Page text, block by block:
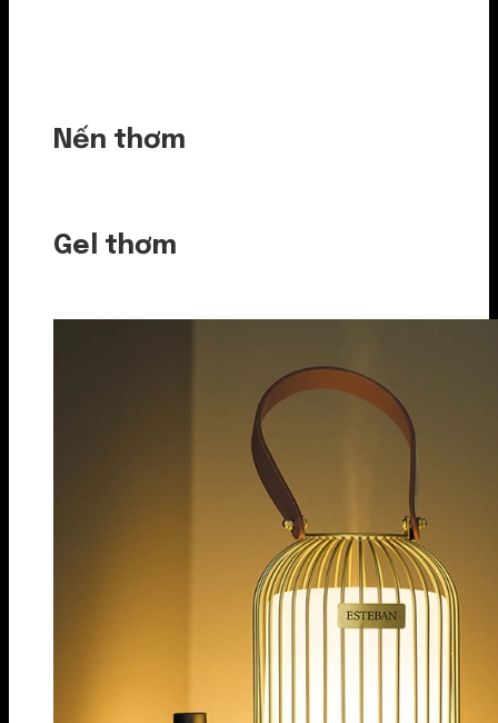
Nến thơm
Gel thơm